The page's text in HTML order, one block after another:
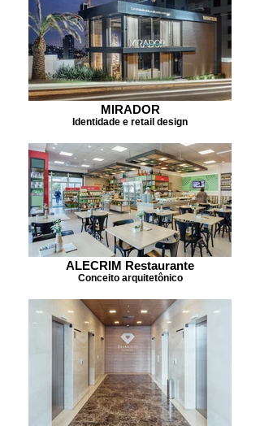
MIRADOR
Identidade e retail design
ALECRIM Restaurante
Conceito arquitetônico